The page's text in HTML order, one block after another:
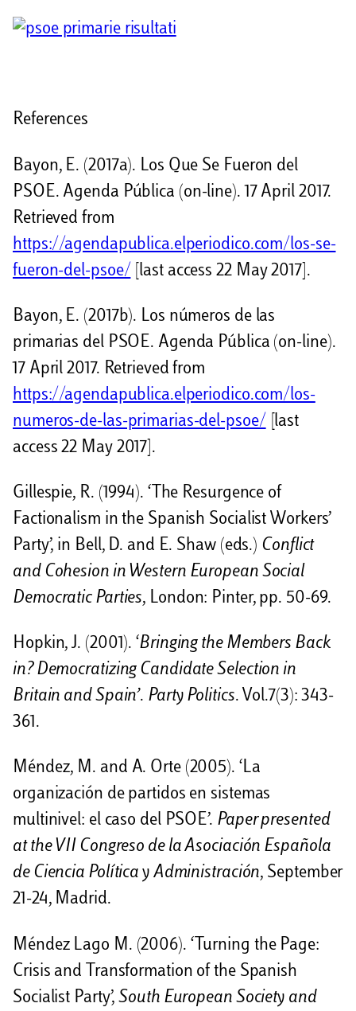
References
Bayon, E. (2017a). Los Que Se Fueron del
PSOE. Agenda Pública (on-line). 17 April 2017.
Retrieved from
https://agendapublica.elperiodico.com/los-se-
fueron-del-psoe/ [last access 22 May 2017].
Bayon, E. (2017b). Los números de las
primarias del PSOE. Agenda Pública (on-line).
17 April 2017. Retrieved from
https://agendapublica.elperiodico.com/los-
numeros-de-las-primarias-del-psoe/ [last
access 22 May 2017].
Gillespie, R. (1994). ‘The Resurgence of
Factionalism in the Spanish Socialist Workers’
Party’, in Bell, D. and E. Shaw (eds.) Conflict
and Cohesion in Western European Social
Democratic Parties, London: Pinter, pp. 50-69.
Hopkin, J. (2001). ‘Bringing the Members Back
in? Democratizing Candidate Selection in
Britain and Spain’. Party Politics. Vol.7(3): 343-
361.
Méndez, M. and A. Orte (2005). ‘La
organización de partidos en sistemas
multinivel: el caso del PSOE’. Paper presented
at the VII Congreso de la Asociación Española
de Ciencia Política y Administración, September
21-24, Madrid.
Méndez Lago M. (2006). ‘Turning the Page:
Crisis and Transformation of the Spanish
Socialist Party’,South European Society and